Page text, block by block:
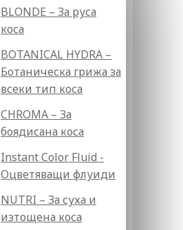
BLONDE – За руса
коса
BOTANICAL HYDRA –
Ботаническа грижа за
всеки тип коса
CHROMA – За
боядисана коса
Instant Color Fluid -
Оцветяващи флуиди
NUTRI – За суха и
изтощена коса